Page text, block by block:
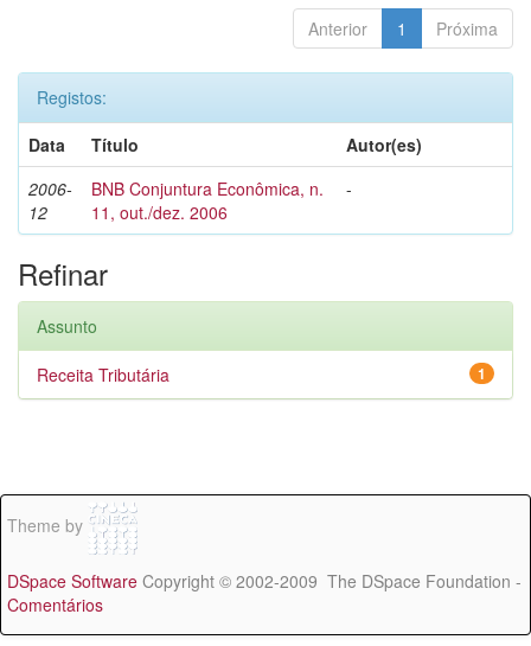
Anterior 1 Próxima
Registos:
Data
Título
Autor(es)
2006-
12
BNB Conjuntura Econômica, n.
11, out./dez. 2006
-
Refinar
Assunto
1
Receita Tributária
Theme by
DSpace Software Copyright © 2002-2009 The DSpace Foundation -
Comentários